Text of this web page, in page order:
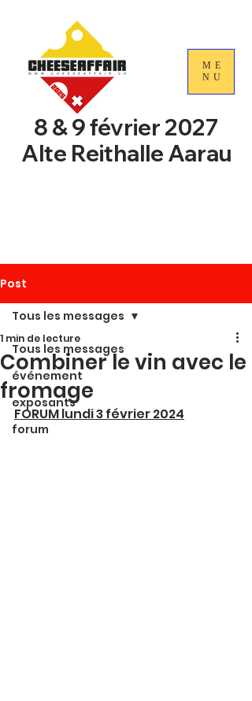
ME
NU
8 & 9 février 2027
Alte Reithalle Aarau
Post
Tous les messages
événement
exposants
forum
Tous les messages
Combiner le vin avec le
fromage
1 min de lecture
FORUM lundi 3 février 2024